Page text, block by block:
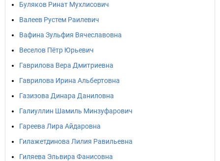
Буляков Ринат Мухлисович
Валеев Рустем Раилевич
Вафина Зульфия Вячеславовна
Веселов Пётр Юрьевич
Гаврилова Вера Дмитриевна
Гаврилова Ирина Альбертовна
Газизова Динара Даниловна
Галиуллин Шамиль Минзуфарович
Гареева Лира Айдаровна
Гилажетдинова Лилия Равильевна
Гиляева Эльвира Фанисовна